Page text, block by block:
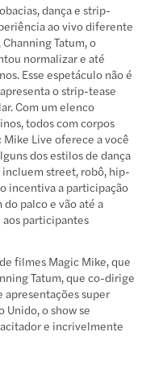
dança e strip-
ao vivo diferente
Tatum, o
normalizar e até
Esse espetáculo não é
o strip-tease
Com um elenco
todos com corpos
Live oferece a você
dos estilos de dança
incluem street, robô, hip-
incentiva a participação
palco e vão até a
participantes
filmes Magic Mike, que
Tatum, que co-dirige
apresentações super
Unido, o show se
e incrivelmente